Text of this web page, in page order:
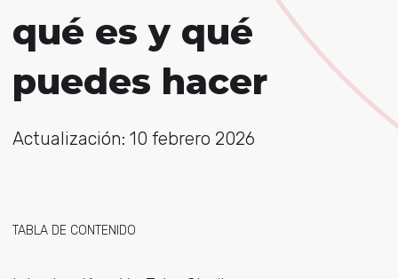
qué es y qué
puedes hacer
Actualización: 10 febrero 2026
TABLA DE CONTENIDO